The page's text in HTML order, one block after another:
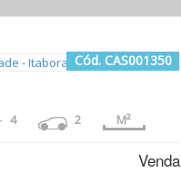
Cód. CAS001350
4 2 M²
Venda